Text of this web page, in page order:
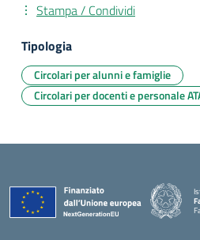
Stampa / Condividi
Tipologia
Circolari per alunni e famiglie
Circolari per docenti e personale